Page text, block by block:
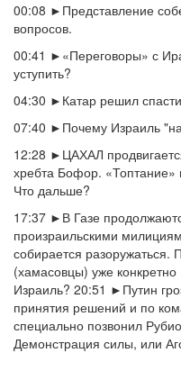
00:08 ►Представление
вопросов.
00:41 ►«Переговоры» с
уступить?
04:30 ►Катар решил
07:40 ►Почему Израиль
12:28 ►ЦАХАЛ
хребта Бофор. «Топтание»
Что дальше?
17:37 ►В Газе
произраильскими
собирается
(хамасовцы) уже
Израиль? 20:51 ►Путин
принятия решений и по
специально позвонил
Демонстрация силы, или